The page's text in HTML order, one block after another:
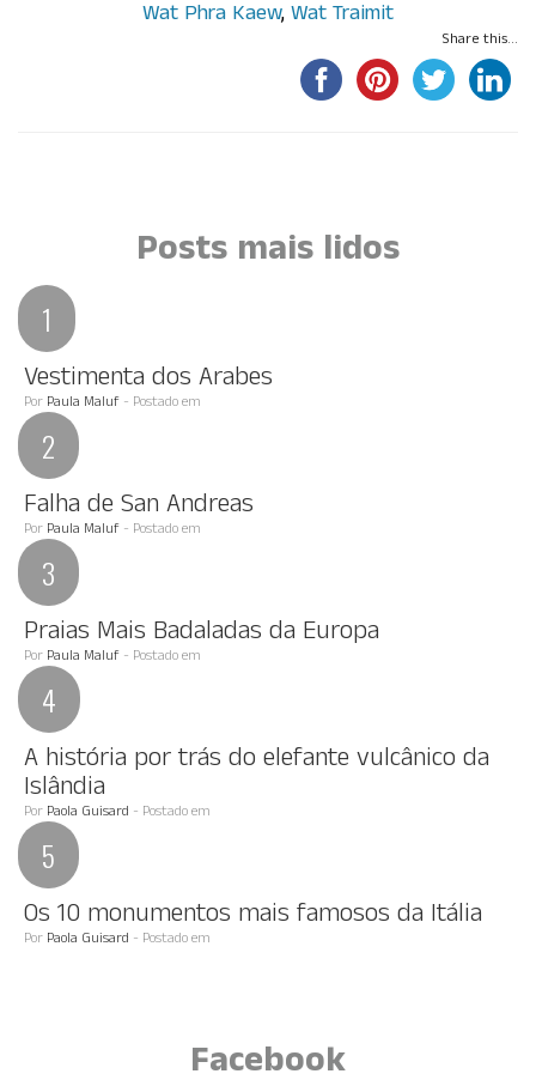
Wat Phra Kaew, Wat Traimit
Share this...
Posts mais lidos
Vestimenta dos Arabes
Por Paula Maluf - Postado em
Falha de San Andreas
Por Paula Maluf - Postado em
Praias Mais Badaladas da Europa
Por Paula Maluf - Postado em
A história por trás do elefante vulcânico da
Islândia
Por Paola Guisard - Postado em
Os 10 monumentos mais famosos da Itália
Por Paola Guisard - Postado em
Facebook